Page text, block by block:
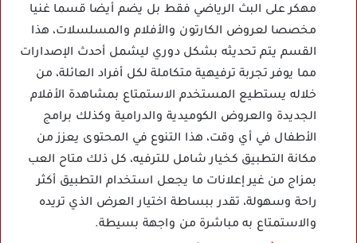
مهكر على البث الرياضي فقط بل يضم أيضا قسما غنيا
مخصصا لعروض الكارتون والأفلام والمسلسلات، هذا
القسم يتم تحديثه بشكل دوري ليشمل أحدث الإصدارات
مما يوفر تجربة ترفيهية متكاملة لكل أفراد العائلة، من
خلاله يستطيع المستخدم الاستمتاع بمشاهدة الأفلام
الجديدة والعروض الكوميدية والدرامية وكذلك برامج
الأطفال في أي وقت، هذا التنوع في المحتوى يعزز من
مكانة التطبيق كخيار شامل للترفيه، كل ذلك متاح العب
بمزاج من غير إعلانات ما يجعل استخدام التطبيق أكثر
راحة وسهولة، تقدر ببساطة اختيار العرض الذي تريده
والاستمتاع به مباشرة من واجهة بسيطة.